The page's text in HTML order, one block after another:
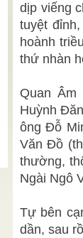
dịp viếng
tuyệt
hoành
thứ nhàn
Quan
Huỳnh
ông Đỗ
Văn Đồ
thường,
Ngài Ngô
Tự bên
dần, sau